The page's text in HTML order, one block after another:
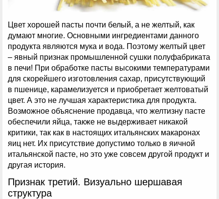
Цвет хорошей пасты почти белый, а не желтый, как
думают многие. Основными ингредиентами данного
продукта являются мука и вода. Поэтому желтый цвет
– явный признак промышленной сушки полуфабриката
в печи! При обработке пасты высокими температурами
для скорейшего изготовления сахар, присутствующий
в пшенице, карамелизуется и приобретает желтоватый
цвет. А это не лучшая характеристика для продукта.
Возможное объяснение продавца, что желтизну пасте
обеспечили яйца, также не выдерживает никакой
критики, так как в настоящих итальянских макаронах
яиц нет. Их присутствие допустимо только в яичной
итальянской пасте, но это уже совсем другой продукт и
другая история.
Признак третий. Визуально шершавая
структура